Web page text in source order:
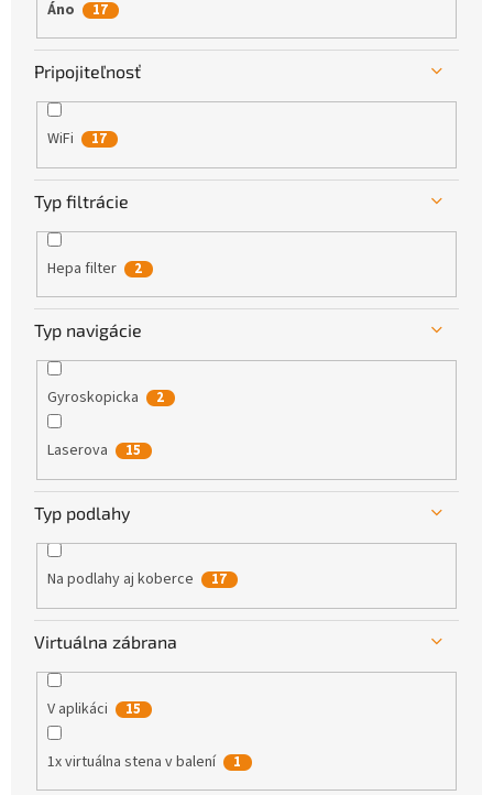
160 minút 1
Áno 17
Pripojiteľnosť
WiFi 17
Typ filtrácie
Hepa filter 2
Typ navigácie
Gyroskopicka 2
Laserova 15
Typ podlahy
Na podlahy aj koberce 17
Virtuálna zábrana
V aplikáci 15
1x virtuálna stena v balení 1